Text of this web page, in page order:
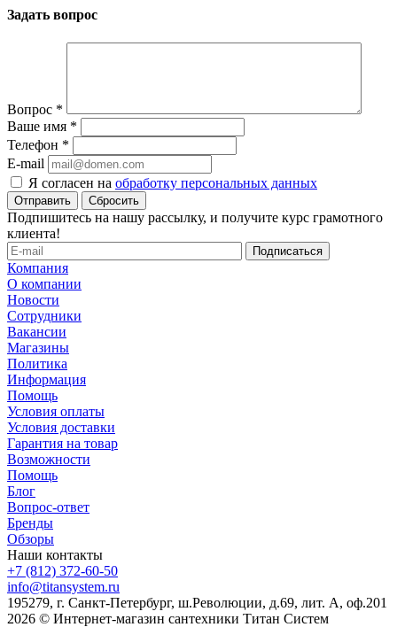
Задать вопрос
Вопрос *
Ваше имя *
Телефон *
E-mail
Я согласен на обработку персональных данных
Сбросить
Подпишитесь на нашу рассылку, и получите курс грамотного
клиента!
Компания
О компании
Новости
Сотрудники
Вакансии
Магазины
Политика
Информация
Помощь
Условия оплаты
Условия доставки
Гарантия на товар
Возможности
Помощь
Блог
Вопрос-ответ
Бренды
Обзоры
Наши контакты
+7 (812) 372-60-50
info@titansystem.ru
195279, г. Санкт-Петербург, ш.Революции, д.69, лит. А, оф.201
2026 © Интернет-магазин сантехники Титан Систем